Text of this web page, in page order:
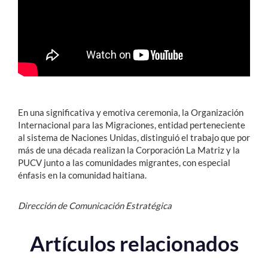
Académicos
Funcionarios
English
En una significativa y emotiva ceremonia, la Organización
Internacional para las Migraciones, entidad perteneciente
al sistema de Naciones Unidas, distinguió el trabajo que por
más de una década realizan la Corporación La Matriz y la
PUCV junto a las comunidades migrantes, con especial
énfasis en la comunidad haitiana.
Dirección de Comunicación Estratégica
Artículos relacionados